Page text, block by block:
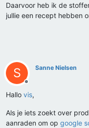
Daarvoor heb ik de
jullie een recept hebben
S
Offline
Sanne Nielsen
Hallo vis,
Als je iets zoekt over
aanraden om op google